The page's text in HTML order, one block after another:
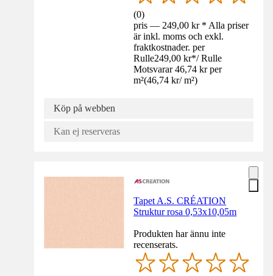
(0)
pris — 249,00 kr * Alla priser
är inkl. moms och exkl.
fraktkostnader. per
Rulle249,00 kr*/ Rulle
Motsvarar 46,74 kr per
m²(46,74 kr/ m²)
Köp på webben
Kan ej reserveras
Tapet A.S. CRÉATION
Struktur rosa 0,53x10,05m
Produkten har ännu inte
recenserats.